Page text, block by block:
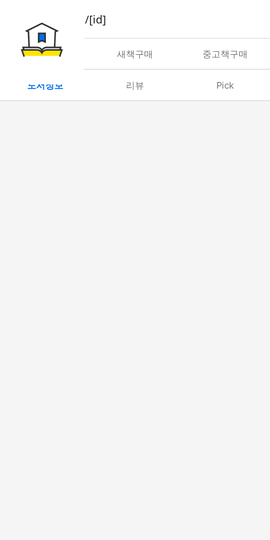
book/rent/[id]
대여 새책구매 중고책구매
도서정보 리뷰 Pick